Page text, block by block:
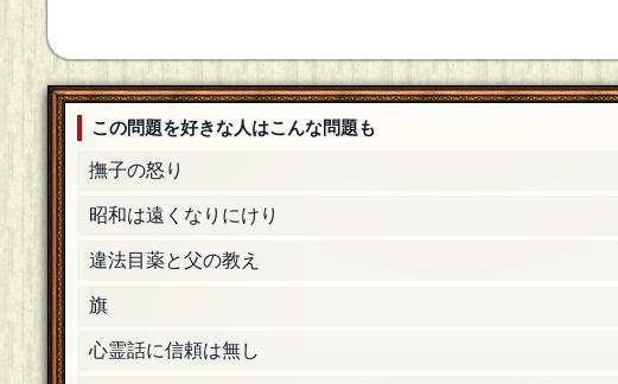
この問題を好きな人はこんな問題も
撫子の怒り
昭和は遠くなりにけり
違法目薬と父の教え
旗
心霊話に信頼は無し